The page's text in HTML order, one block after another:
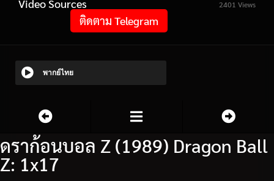
Video Sources 2401 Views
ติดตาม Telegram
พากย์ไทย
ดราก้อนบอล Z (1989) Dragon Ball
Z: 1x17